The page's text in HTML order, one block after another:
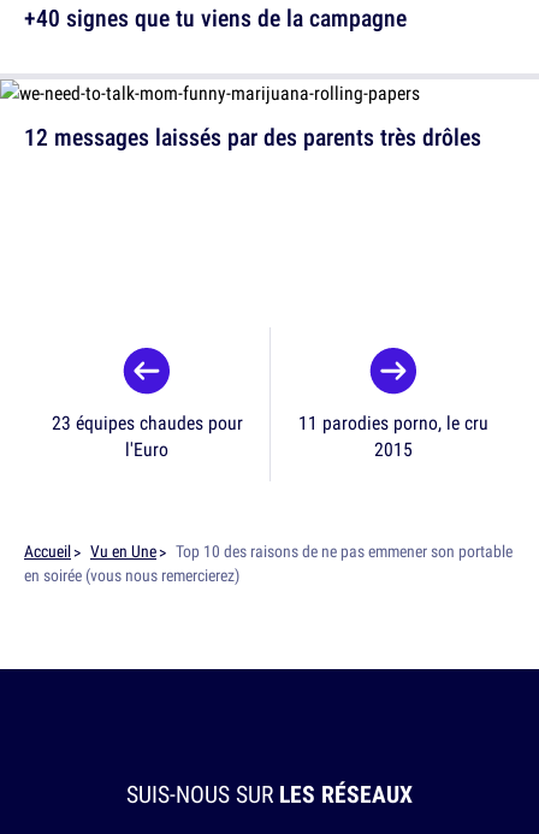
12 messages laissés par des parents très drôles
+40 signes que tu viens de la campagne
23 équipes chaudes pour
l'Euro
11 parodies porno, le cru
2015
Accueil Vu en Une
Top 10 des raisons de ne pas emmener son portable
en soirée (vous nous remercierez)
SUIS-NOUS SUR LES RÉSEAUX